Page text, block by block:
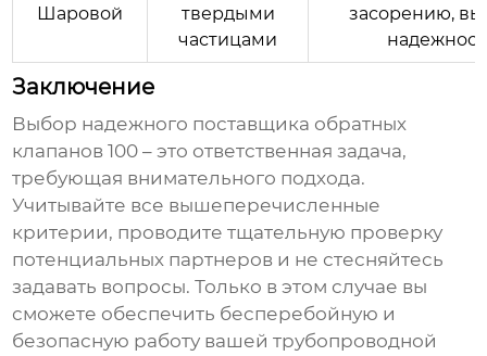
Шаровой
твердыми
частицами
засорению,
Заключение
Выбор надежного поставщика обратных
клапанов 100 – это ответственная задача,
требующая внимательного подхода.
Учитывайте все вышеперечисленные
критерии, проводите тщательную проверку
потенциальных партнеров и не стесняйтесь
задавать вопросы. Только в этом случае вы
сможете обеспечить бесперебойную и
безопасную работу вашей трубопроводной